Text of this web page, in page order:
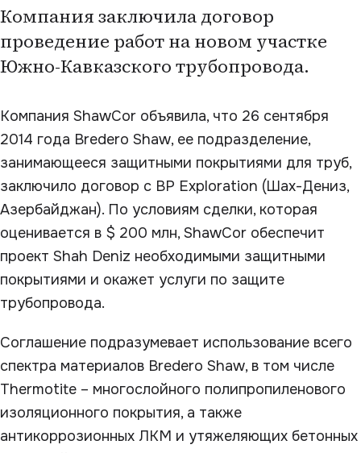
Компания заключила договор
проведение работ на новом участке
Южно-Кавказского трубопровода.
Компания ShawCor объявила, что 26 сентября
2014 года Bredero Shaw, ее подразделение,
занимающееся защитными покрытиями для труб,
заключило договор с BP Exploration (Шах-Дениз,
Азербайджан). По условиям сделки, которая
оценивается в $ 200 млн, ShawCor обеспечит
проект Shah Deniz необходимыми защитными
покрытиями и окажет услуги по защите
трубопровода.
Соглашение подразумевает использование всего
спектра материалов Bredero Shaw, в том числе
Thermotite – многослойного полипропиленового
изоляционного покрытия, а также
антикоррозионных ЛКМ и утяжеляющих бетонных